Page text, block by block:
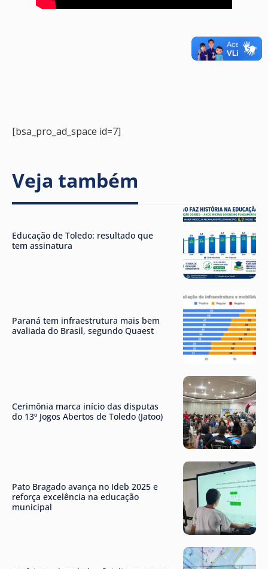
[bsa_pro_ad_space id=7]
Veja também
Educação de Toledo: resultado que
tem assinatura
Paraná tem infraestrutura mais bem
avaliada do Brasil, segundo Quaest
Cerimônia marca início das disputas
do 13º Jogos Abertos de Toledo (Jatoo)
Pato Bragado avança no Ideb 2025 e
reforça excelência na educação
municipal